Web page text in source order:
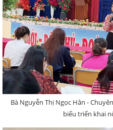
Bà Nguyễn Thị Ngọc Hân -
biểu triển khai